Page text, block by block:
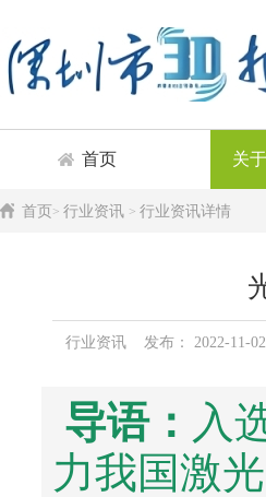
首页 关
首页> 行业资讯 > 行业资讯详情
行业资讯 发布： 2022-11-
导语： 入
力我国激